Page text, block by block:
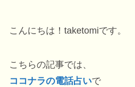
こんにちは！taketomiです。
こちらの記事では、
ココナラの電話占いで